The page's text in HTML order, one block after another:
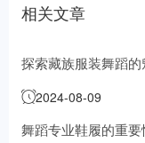
相关文章
探索藏族服装舞蹈
2024-08-09
舞蹈专业鞋履的重